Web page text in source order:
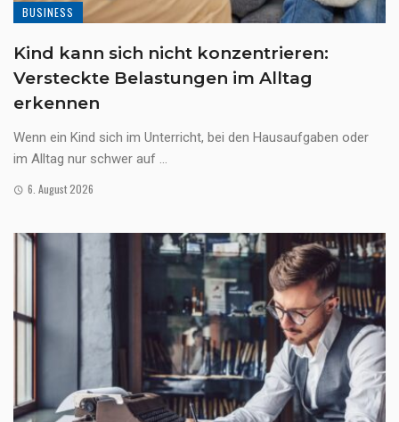
BUSINESS
Kind kann sich nicht konzentrieren:
Versteckte Belastungen im Alltag
erkennen
Wenn ein Kind sich im Unterricht, bei den Hausaufgaben oder
im Alltag nur schwer auf ...
6. August 2026